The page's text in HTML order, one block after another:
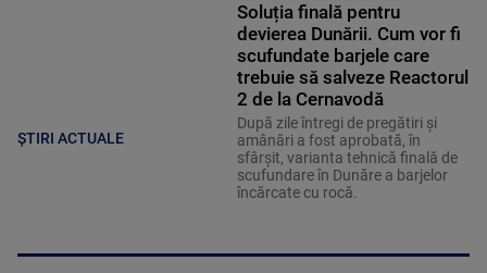
ȘTIRI ACTUALE
Soluția finală pentru
devierea Dunării. Cum vor fi
scufundate barjele care
trebuie să salveze Reactorul
2 de la Cernavodă
După zile întregi de pregătiri și
amânări a fost aprobată, în
sfârșit, varianta tehnică finală de
scufundare în Dunăre a barjelor
încărcate cu rocă.